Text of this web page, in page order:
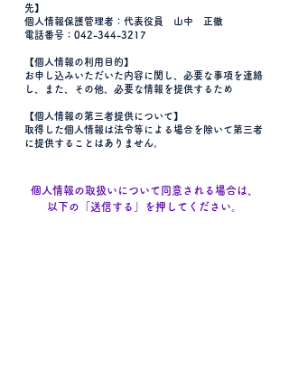
先】
個人情報保護管理者：代表役員 山中 正徹
電話番号：042-344-3217
【個人情報の利用目的】
お申し込みいただいた内容に関し、必要な事項を連絡
し、また、その他、必要な情報を提供するため
【個人情報の第三者提供について】
取得した個人情報は法令等による場合を除いて第三者
に提供することはありません。
個人情報の取扱いについて同意される場合は、
以下の「送信する」を押してください。